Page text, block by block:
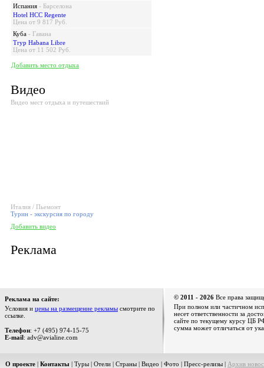
Испания - Барселона
Hotel HCC Regente
Цена от 9 817 Руб.
Куба - Гавана
Tryp Habana Libre
Цена от 11 502 Руб.
Добавить место отдыха
Видео
Видео мест отдыха и путешествий
Италия / Пьемонт
Турин - экскурсия по городу
Добавить видео
Реклама
Реклама на сайте:
Условия и цены на размещение рекламы смотрите по
ссылке.
Телефон: +7 (495) 974-15-75
E-mail: adv@avialine.com
© 2011 - 2026 Все права
При полном или частичном
несет ответственности за
сайте по текущему курсу ЦБ
сумма может отличаться от
О проекте | Контакты | Туры | Отели | Страны | Видео | Фото | Пресс-релизы | Архив